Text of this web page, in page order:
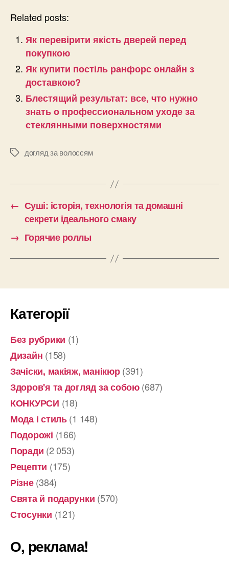
Related posts:
Як перевірити якість дверей перед
покупкою
Як купити постіль ранфорс онлайн з
доставкою?
Блестящий результат: все, что нужно
знать о профессиональном уходе за
стеклянными поверхностями
Позначки
догляд за волоссям
← Суші: історія, технологія та домашні
секрети ідеального смаку
→ Горячие роллы
Категорії
Без рубрики (1)
Дизайн (158)
Зачіски, макіяж, манікюр(391)
Здоров'я та догляд за собою(687)
КОНКУРСИ (18)
Мода і стиль(1 148)
Подорожі (166)
Поради (2 053)
Рецепти (175)
Різне(384)
Свята й подарунки (570)
Стосунки (121)
О, реклама!